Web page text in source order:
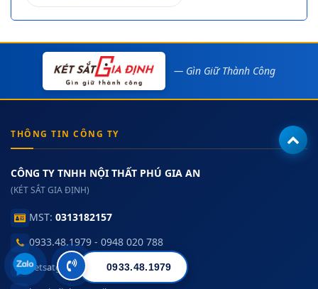
— Gìn Giữ Thành Công
THÔNG TIN CÔNG TY
CÔNG TY TNHH NỘI THẤT PHÚ GIA AN
(KÉT SẮT GIA ĐỊNH)
MST: 0313182157
0933.48.1979 - 0948 020 788
ketsatgiadinh.vn
0933.48.1979